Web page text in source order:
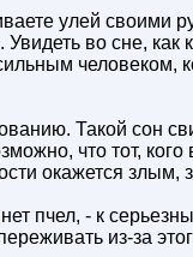
улей своими
во сне, как
человеком,
Такой сон
что тот,
окажется злым,
пчел, - к
из-за